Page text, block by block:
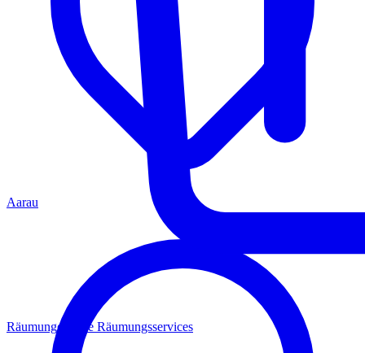
Räumungen Alle Räumungsservices
Aarau